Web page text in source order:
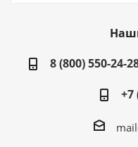
8 (800) 550-24-
+7